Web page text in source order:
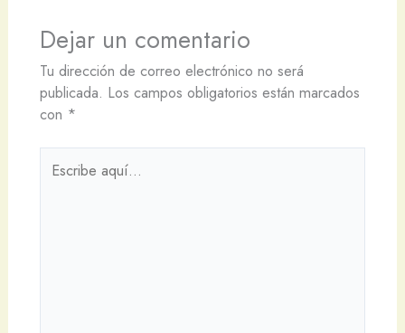
Dejar un comentario
Tu dirección de correo electrónico no será
publicada. Los campos obligatorios están marcados
con *
aquí...